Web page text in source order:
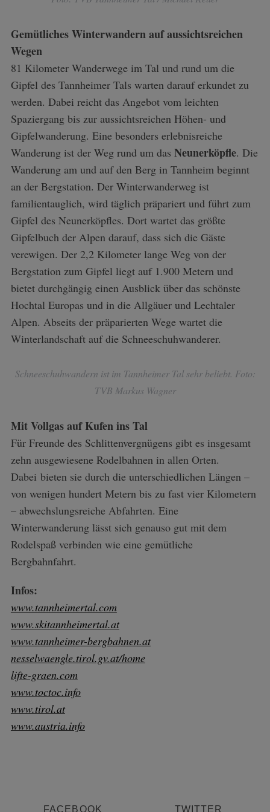
Gemütliches Winterwandern auf aussichtsreichen
Wegen
81 Kilometer Wanderwege im Tal und rund um die
Gipfel des Tannheimer Tals warten darauf erkundet zu
werden. Dabei reicht das Angebot vom leichten
Spaziergang bis zur aussichtsreichen Höhen- und
Gipfelwanderung. Eine besonders erlebnisreiche
Wanderung ist der Weg rund um das Neunerköpfle. Die
Wanderung am und auf den Berg in Tannheim beginnt
an der Bergstation. Der Winterwanderweg ist
familientauglich, wird täglich präpariert und führt zum
Gipfel des Neunerköpfles. Dort wartet das größte
Gipfelbuch der Alpen darauf, dass sich die Gäste
verewigen. Der 2,2 Kilometer lange Weg von der
Bergstation zum Gipfel liegt auf 1.900 Metern und
bietet durchgängig einen Ausblick über das schönste
Hochtal Europas und in die Allgäuer und Lechtaler
Alpen. Abseits der präparierten Wege wartet die
Winterlandschaft auf die Schneeschuhwanderer.
Schneeschuhwandern ist im Tannheimer Tal sehr beliebt. Foto:
TVB Markus Wagner
Mit Vollgas auf Kufen ins Tal
Für Freunde des Schlittenvergnügens gibt es insgesamt
zehn ausgewiesene Rodelbahnen in allen Orten.
Dabei bieten sie durch die unterschiedlichen Längen –
von wenigen hundert Metern bis zu fast vier Kilometern
– abwechslungsreiche Abfahrten. Eine
Winterwanderung lässt sich genauso gut mit dem
Rodelspaß verbinden wie eine gemütliche
Bergbahnfahrt.
Infos:
www.tannheimertal.com
www.skitannheimertal.at
www.tannheimer-bergbahnen.at
nesselwaengle.tirol.gv.at/home
lifte-graen.com
www.toctoc.info
www.tirol.at
www.austria.info
FACEBOOK TWITTER
e
a
r
: